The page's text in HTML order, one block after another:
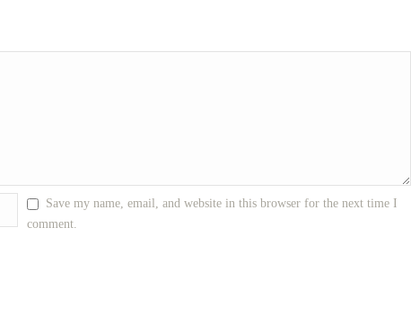
Save my name, email, and website in this browser for the next time I
comment.